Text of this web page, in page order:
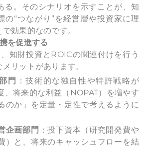
る。そのシナリオを示すことが、知
の“つながり”を経営層や投資家に理
効果的なのです。
を促進する
知財投資とROICの関連付けを行う
リットがあります。
門 ：技術的な独自性や特許戦略が
、将来的な利益（NOPAT）を増やす
のか」を定量・定性で考えるように
企画部門 ：投下資本（研究開発費や
）と、将来のキャッシュフローを結